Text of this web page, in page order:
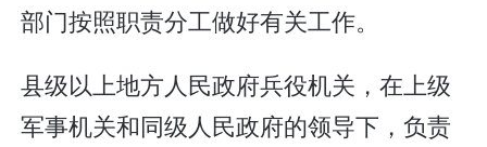
部门按照职责分工做好有关工作。
县级以上地方人民政府兵役机关，在上级
军事机关和同级人民政府的领导下，负责